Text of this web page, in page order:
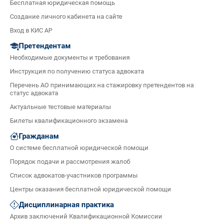
Бесплатная юридическая помощь
Создание личного кабинета на сайте
Вход в КИС АР
Претендентам
Необходимые документы и требования
Инструкция по получению статуса адвоката
Перечень АО принимающих на стажировку претендентов на
статус адвоката
Актуальные тестовые материалы
Билеты квалификационного экзамена
Гражданам
О системе бесплатной юридической помощи
Порядок подачи и рассмотрения жалоб
Список адвокатов-участников программы
Центры оказания бесплатной юридической помощи
Дисциплинарная практика
Архив заключений Квалификационной Комиссии